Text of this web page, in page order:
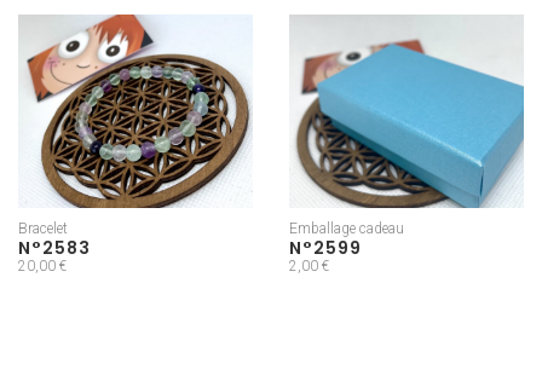
Bracelet
N°2583
20,00 €
Emballage cadeau
N°2599
2,00 €